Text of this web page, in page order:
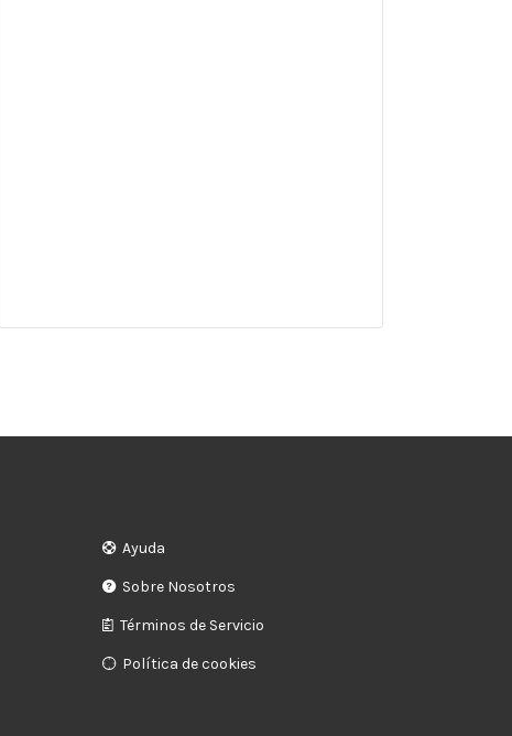
Ayuda
Sobre Nosotros
Términos de Servicio
Política de cookies